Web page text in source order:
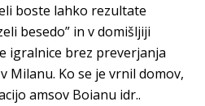
boste lahko rezultate
besedo” in v domišljiji
igralnice brez preverjanja
Milanu. Ko se je vrnil domov,
amsov Boianu idr..